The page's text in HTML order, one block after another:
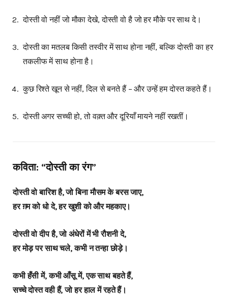
दोस्ती वो नहीं जो मौका देखे, दोस्ती वो है जो हर मौके पर साथ दे।
दोस्ती का मतलब किसी तस्वीर में साथ होना नहीं, बल्कि दोस्ती का हर
तकलीफ में साथ होना है।
कुछ रिश्ते खून से नहीं, दिल से बनते हैं – और उन्हें हम दोस्त कहते हैं।
दोस्ती अगर सच्ची हो, तो वक़्त और दूरियाँ मायने नहीं रखतीं।
कविता: “दोस्ती का रंग”
दोस्ती वो बारिश है, जो बिना मौसम के बरस जाए,
हर ग़म को धो दे, हर खुशी को और महकाए।
दोस्ती वो दीप है, जो अंधेरों में भी रौशनी दे,
हर मोड़ पर साथ चले, कभी न तन्हा छोड़े।
कभी हँसी में, कभी आँसू में, एक साथ बहते हैं,
सच्चे दोस्त वही हैं, जो हर हाल में रहते हैं।